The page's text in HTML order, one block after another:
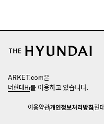
ARKET.com은
더현대Hi를 이용하고 있습니다.
이용약관개인정보처리방침현